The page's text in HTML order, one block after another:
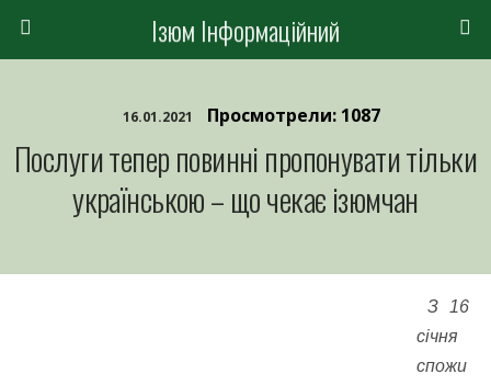
Ізюм Інформаційний
16.01.2021 Просмотрели: 1087
Послуги тепер повинні пропонувати тільки
українською – що чекає ізюмчан
З 16
січня
спожи